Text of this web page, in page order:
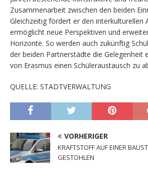
Zusammenarbeit zwischen den beiden
Gleichzeitig fördert er den interkulturellen
ermöglicht neue Perspektiven und
Horizonte. So werden auch zukünftig
der beiden Partnerstädte die Gelegenheit
von Erasmus einen Schüleraustausch zu
QUELLE: STADTVERWALTUNG
VORHERIGER
KRAFTSTOFF AUF EINER
GESTOHLEN